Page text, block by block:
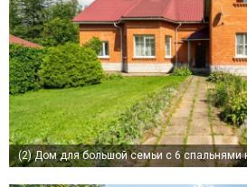
(2)Дом для большой семьи с 6 спальнями на